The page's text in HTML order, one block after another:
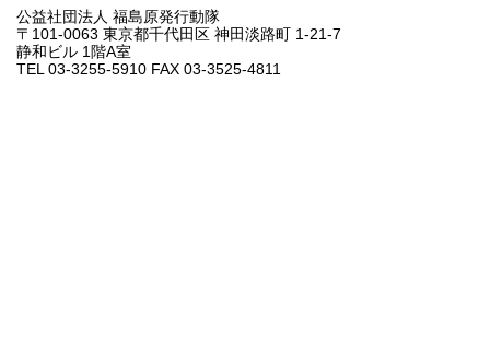
公益社団法人 福島原発行動隊
〒101-0063 東京都千代田区 神田淡路町 1-21-7
静和ビル 1階A室
TEL 03-3255-5910 FAX 03-3525-4811